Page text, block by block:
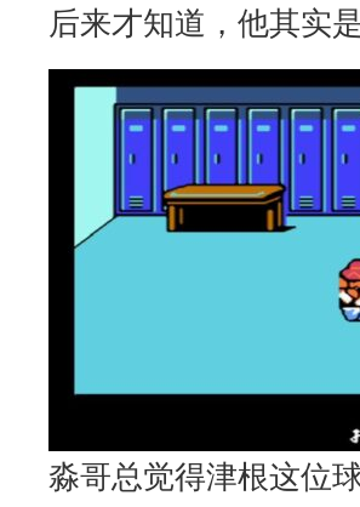
后来才知道，他其实
淼哥总觉得津根这位